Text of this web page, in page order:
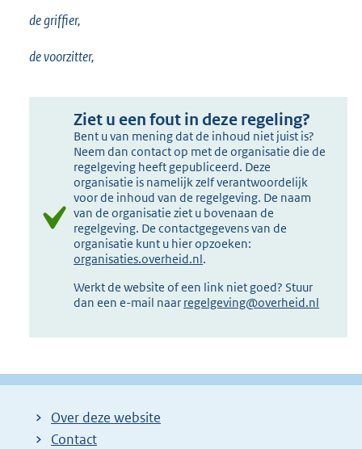
de griffier,
de voorzitter,
Ziet u een fout in deze regeling?
Bent u van mening dat de inhoud niet juist is?
Neem dan contact op met de organisatie die de
regelgeving heeft gepubliceerd. Deze
organisatie is namelijk zelf verantwoordelijk
voor de inhoud van de regelgeving. De naam
van de organisatie ziet u bovenaan de
regelgeving. De contactgegevens van de
organisatie kunt u hier opzoeken:
organisaties.overheid.nl.
Werkt de website of een link niet goed? Stuur
dan een e-mail naar regelgeving@overheid.nl
Over deze website
Contact